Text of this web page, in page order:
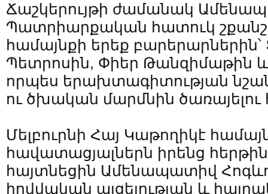
Ճաշկերույթի ժամանակ
Պատրիարքական հատուկ
համայնքի երեք
Պետրոսին, Փիեր Թանզիմաթին
որպես երախտագիտության
ու ծխական մարմնին ծառայելու
Մելբուրնի Հայ Կաթողիկէ
հավատացյալներն իրենց հերթին
հայտնեցին Ամենապատիվ
հովվական այցելության և